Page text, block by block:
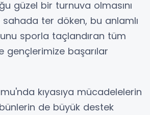
güzel bir turnuva olmasını
ter döken, bu anlamlı
sporla taçlandıran tüm
gençlerimize başarılar
kıyasıya mücadelelerin
de büyük destek